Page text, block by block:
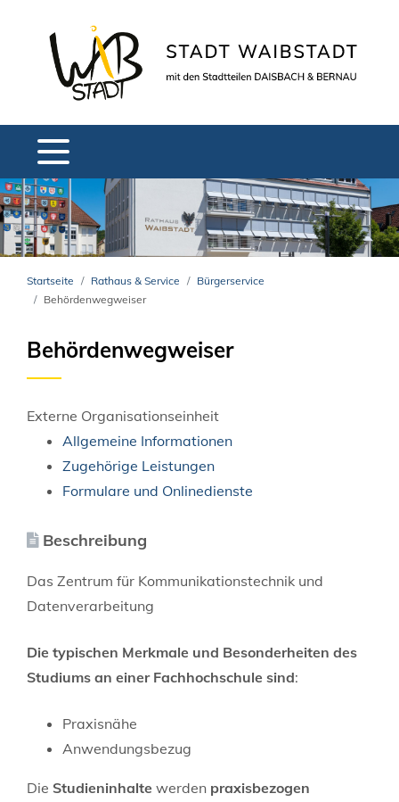
Startseite Rathaus & Service
Bürgerservice
Behördenwegweiser
Behördenwegweiser
Externe Organisationseinheit
Allgemeine Informationen
Zugehörige Leistungen
Formulare und Onlinedienste
Beschreibung
Das Zentrum für Kommunikationstechnik und
Datenverarbeitung
Die typischen Merkmale und Besonderheiten des
Studiums an einer Fachhochschule sind:
Praxisnähe
Anwendungsbezug
Die Studieninhalte werden praxisbezogen